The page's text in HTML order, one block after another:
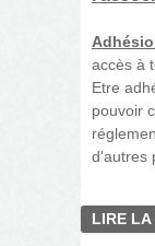
accès à
Etre
pouvoir
d'autres
LIRE LA